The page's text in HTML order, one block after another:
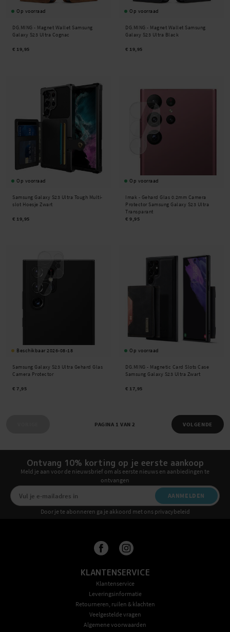
Op voorraad
DG.MING - Magnet Wallet Samsung
Galaxy S23 Ultra Cognac
€ 19,95
Op voorraad
DG.MING - Magnet Wallet Samsung
Galaxy S23 Ultra Black
€ 19,95
Op voorraad
Samsung Galaxy S23 Ultra Tough Multi-
slot Hoesje Zwart
€ 19,95
Op voorraad
Imak - Gehard Glas 0.2mm Camera
Protector Samsung Galaxy S23 Ultra
Transparant
€ 9,95
Beschikbaar 2026-08-18
Samsung Galaxy S23 Ultra Gehard Glas
Camera Protector
€ 7,95
Op voorraad
DG.MING - Magnetic Card Slots Case
Samsung Galaxy S23 Ultra Zwart
€ 17,95
PAGINA 1 VAN 2 VOLGENDE
Ontvang 10% korting op je eerste aankoop
Meld je aan voor de nieuwsbrief om als eerste nieuws en aanbiedingen te
ontvangen
AANMELDEN
Door je te abonneren ga je akkoord met ons privacybeleid
KLANTENSERVICE
Klantenservice
Leveringsinformatie
Retourneren, ruilen & klachten
Veelgestelde vragen
Algemene voorwaarden